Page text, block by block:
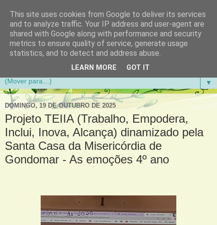
Aventuras de Palmo e Meio
Blogue da Escola Básica do 1.º Ciclo da Gandra em
▼
DOMINGO, 19 DE OUTUBRO DE 2025
Projeto TEIIA (Trabalho, Empodera,
Inclui, Inova, Alcança) dinamizado pela
Santa Casa da Misericórdia de
Gondomar - As emoções 4º ano
This site uses cookies from Google to deliver its services
and to analyze traffic. Your IP address and user-agent are
shared with Google along with performance and security
metrics to ensure quality of service, generate usage
statistics, and to detect and address abuse.
LEARN MORE GOT IT